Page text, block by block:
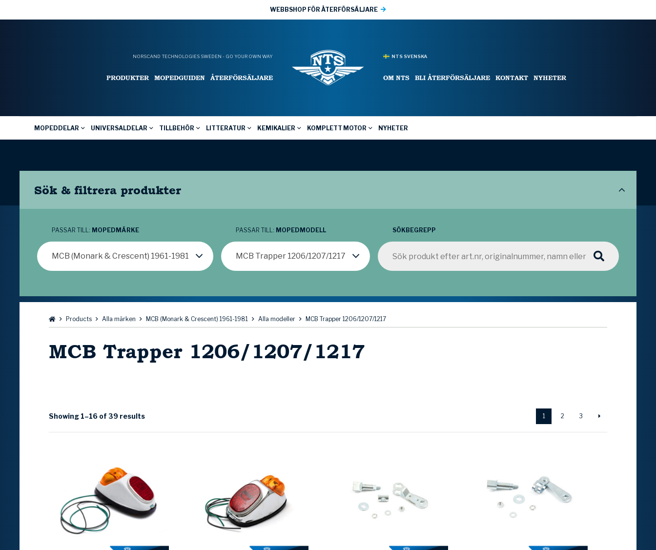
WEBBSHOP FÖR ÅTERFÖRSÄLJARE
NORSCAND TECHNOLOGIES SWEDEN - GO YOUR OWN WAY
PRODUKTER MOPEDGUIDEN ÅTERFÖRSÄLJARE
NTS SVENSKA
OM NTS BLI ÅTERFÖRSÄLJARE KONTAKT NYHETER
MOPEDDELAR UNIVERSALDELAR TILLBEHÖR LITTERATUR KEMIKALIER KOMPLETT MOTOR NYHETER
Sök & filtrera produkter
PASSAR TILL: MOPEDMÄRKE
MCB (Monark & Crescent) 1961-1981
PASSAR TILL: MOPEDMODELL
MCB Trapper 1206/1207/1217
SÖKBEGREPP
Bläddra:Products Alla märken MCB (Monark & Crescent) 1961-1981 Alla modeller MCB Trapper 1206/1207/1217
MCB Trapper 1206/1207/1217
Showing 1–16 of 39 results 1 2 3